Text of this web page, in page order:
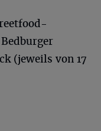
(jeweils von 17